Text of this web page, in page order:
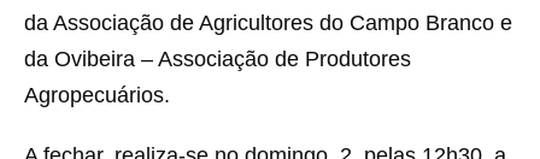
da Associação de Agricultores do Campo Branco e
da Ovibeira – Associação de Produtores
Agropecuários.